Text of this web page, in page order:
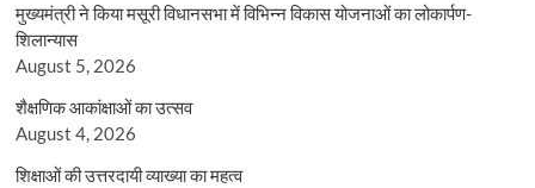
मुख्यमंत्री ने किया मसूरी विधानसभा में विभिन्न विकास योजनाओं का लोकार्पण-
शिलान्यास
August 5, 2026
शैक्षणिक आकांक्षाओं का उत्सव
August 4, 2026
शिक्षाओं की उत्तरदायी व्याख्या का महत्व